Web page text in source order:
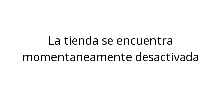
La tienda se encuentra
momentaneamente desactivada